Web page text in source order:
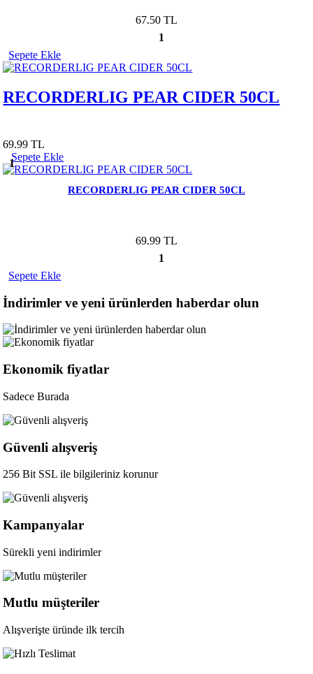
67.50 TL
1
Sepete Ekle
RECORDERLIG PEAR CIDER 50CL
69.99 TL
1
Sepete Ekle
RECORDERLIG PEAR CIDER 50CL
69.99 TL
1
Sepete Ekle
İndirimler ve yeni ürünlerden haberdar olun
Ekonomik fiyatlar
Sadece Burada
Güvenli alışveriş
256 Bit SSL ile bilgileriniz korunur
Kampanyalar
Sürekli yeni indirimler
Mutlu müşteriler
Alışverişte üründe ilk tercih